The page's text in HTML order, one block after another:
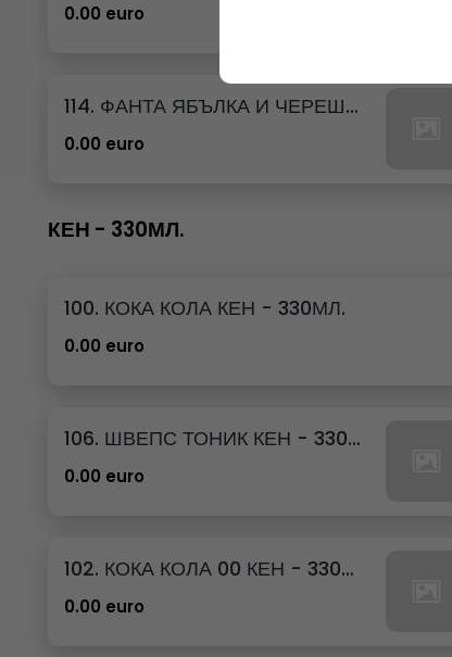
0.00 euro
114. ФАНТА ЯБЪЛКА И ЧЕРЕША КЕН - 250МЛ.
0.00 euro
КЕН - 330МЛ.
100. КОКА КОЛА КЕН - 330МЛ.
0.00 euro
106. ШВЕПС ТОНИК КЕН - 330МЛ.
0.00 euro
102. КОКА КОЛА 00 КЕН - 330МЛ.
0.00 euro